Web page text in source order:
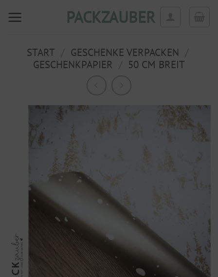
Inhalt
PACKZAUBER
START GESCHENKE VERPACKEN
GESCHENKPAPIER
50 CM BREIT